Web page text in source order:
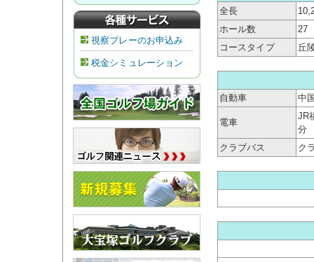
視察プレーのお申込み
税金シミュレーション
全長
ホール数
27
コースタイプ
丘
自動車 中
電車
JR
分
クラブバス
ク